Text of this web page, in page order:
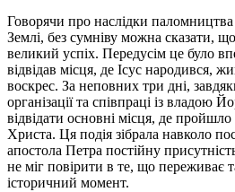
Говорячи про наслідки
Землі, без сумніву можна сказати,
великий успіх. Передусім це було
відвідав місця, де Ісус народився,
воскрес. За неповних три дні,
організації та співпраці із владою
відвідати основні місця, де пройшло
Христа. Ця подія зібрала навколо
апостола Петра постійну
не міг повірити в те, що переживає
історичний момент.